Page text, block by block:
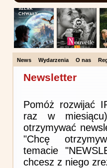
News Wydarzenia O nas
Newsletter
Pomóż rozwijać
raz w
otrzymywać
"Chcę
temacie
chcesz z niego